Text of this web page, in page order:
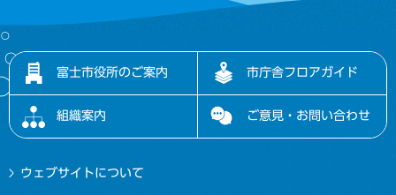
富士市役所のご案内 市庁舎フロアガイド
組織案内 ご意見・お問い合わせ
ウェブサイトについて